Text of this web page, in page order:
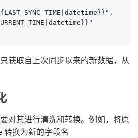
获取自上次同步以来的新数据，从
对其进行清洗和转换。例如，将原
转换为新的字段名